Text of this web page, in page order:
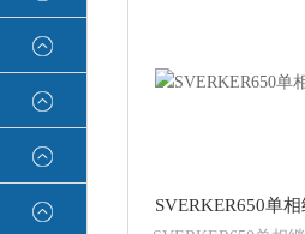
SVERKER650单